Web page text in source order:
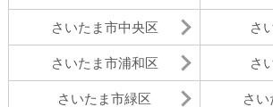
さいたま市中央区 さ
さいたま市浦和区 さ
さいたま市緑区 さ